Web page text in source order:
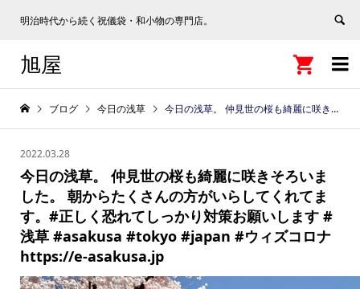
明治時代から続く祝儀袋・和小物の専門店。

旭屋 
ブログ 今日の浅草 今日の浅草。 仲見世の桜も綺麗に咲きそろいました。 朝からたくさんの方がいらしてくれてます。#正しく恐れてしっかり対策お願いします #浅草 #asakusa #tokyo #japan #ウィズコロナ https://e-asakusa.jp
2022.03.28
今日の浅草。 仲見世の桜も綺麗に咲きそろいま
した。 朝からたくさんの方がいらしてくれてま
す。#正しく恐れてしっかり対策お願いします #
浅草 #asakusa #tokyo #japan #ウィズコロナ
https://e-asakusa.jp